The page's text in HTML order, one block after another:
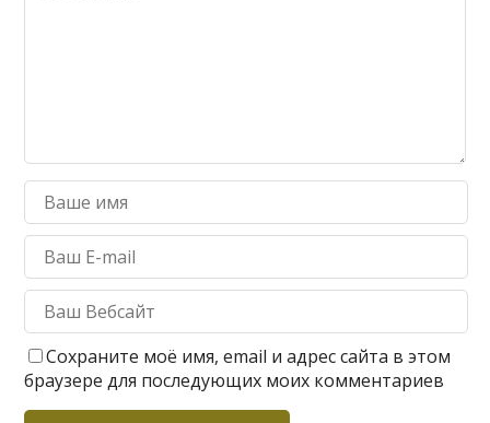
Сохраните моё имя, email и адрес сайта в этом
браузере для последующих моих комментариев